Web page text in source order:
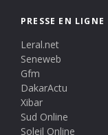
PRESSE EN LIGNE
Leral.net
Seneweb
Gfm
DakarActu
Xibar
Sud Online
Soleil Online